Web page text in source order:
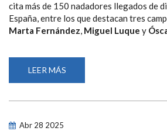
cita más de 150 nadadores llegados de
España, entre los que destacan tres
Marta Fernández, Miguel Luque y
LEER MÁS
LIGA
DE
Abr 28 2025